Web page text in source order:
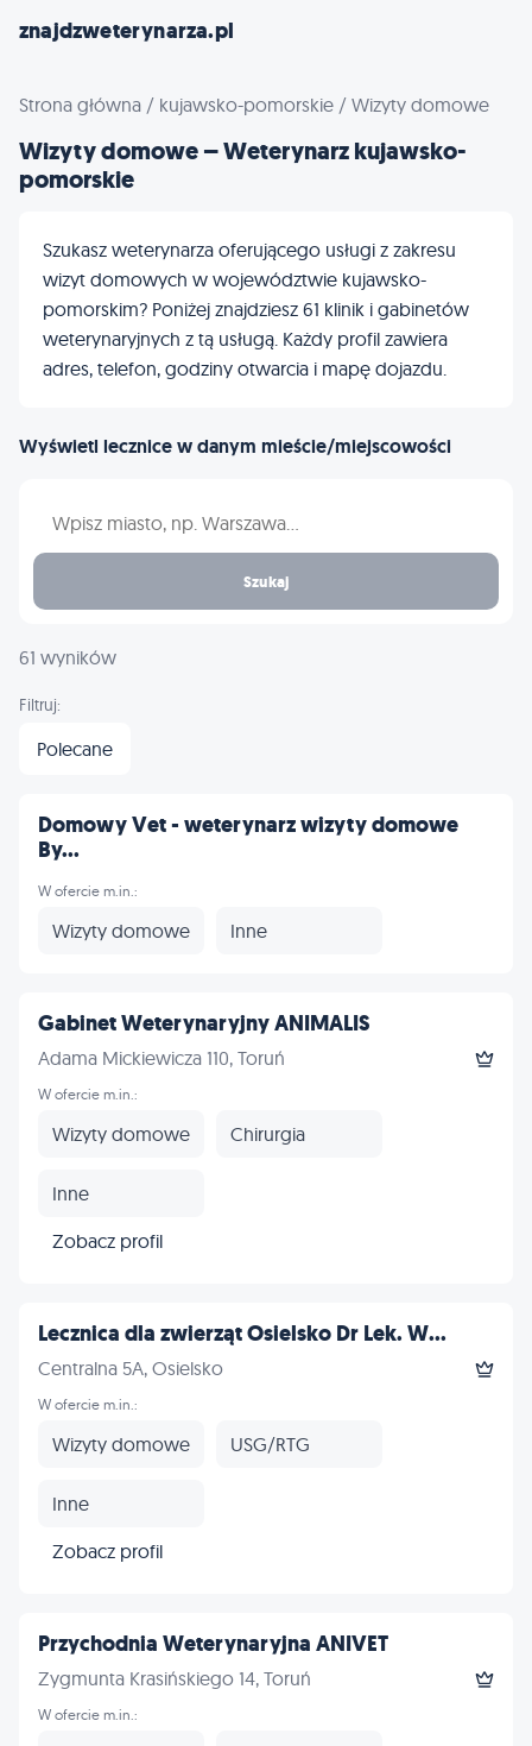
znajdzweterynarza.pl
Strona główna / kujawsko-pomorskie / Wizyty domowe
Wizyty domowe – Weterynarz kujawsko-
pomorskie
Szukasz weterynarza oferującego usługi z zakresu
wizyt domowych w województwie kujawsko-
pomorskim? Poniżej znajdziesz 61 klinik i gabinetów
weterynaryjnych z tą usługą. Każdy profil zawiera
adres, telefon, godziny otwarcia i mapę dojazdu.
Wyświetl lecznice w danym mieście/miejscowości
Szukaj
61 wyników
Filtruj:
Polecane
Domowy Vet - weterynarz wizyty domowe
By...
W ofercie m.in.:
Wizyty domowe Inne
Gabinet Weterynaryjny ANIMALIS
Adama Mickiewicza 110, Toruń
W ofercie m.in.:
Wizyty domowe Chirurgia
Inne
Zobacz profil
Lecznica dla zwierząt Osielsko Dr Lek. W...
Centralna 5A, Osielsko
W ofercie m.in.:
Wizyty domowe USG/RTG
Inne
Zobacz profil
Przychodnia Weterynaryjna ANIVET
Zygmunta Krasińskiego 14, Toruń
W ofercie m.in.: